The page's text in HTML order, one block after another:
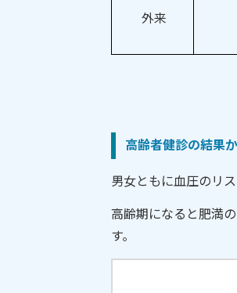
外来
令
高齢者健診の結果
男女ともに血圧のリ
高齢期になると肥満
す。